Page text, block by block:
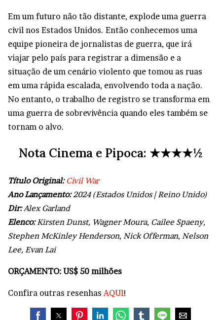
Em um futuro não tão distante, explode uma guerra
civil nos Estados Unidos. Então conhecemos uma
equipe pioneira de jornalistas de guerra, que irá
viajar pelo país para registrar a dimensão e a
situação de um cenário violento que tomou as ruas
em uma rápida escalada, envolvendo toda a nação.
No entanto, o trabalho de registro se transforma em
uma guerra de sobrevivência quando eles também se
tornam o alvo.
Nota Cinema e Pipoca: ★★★★½
Título Original:Civil War
Ano Lançamento:2024 (Estados Unidos | Reino Unido)
Dir:Alex Garland
Elenco:Kirsten Dunst, Wagner Moura, Cailee Spaeny,
Stephen McKinley Henderson, Nick Offerman, Nelson
Lee, Evan Lai
ORÇAMENTO: US$ 50 milhões
Confira outras resenhasAQUI!